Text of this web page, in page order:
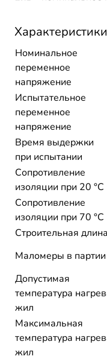
Характеристики
Номинальное
переменное
напряжение
Испытательное
переменное
напряжение
Время выдержки
при испытании
Сопротивление
изоляции при 20 °С
Сопротивление
изоляции при 70 °С
Строительная длина
Маломеры в партии
Допустимая
температура
жил
Максимальная
температура
жил